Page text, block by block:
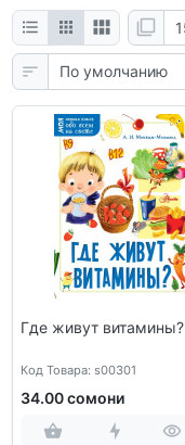
Где живут витамины?
Код Товара: s00301
34.00 сомони